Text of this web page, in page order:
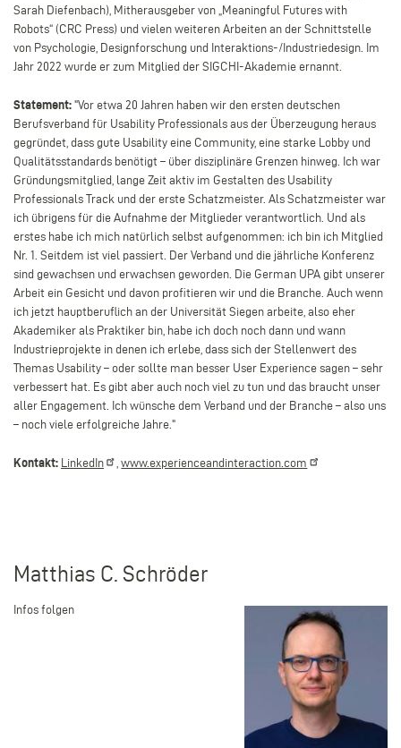
Sarah Diefenbach), Mitherausgeber von „Meaningful Futures with
Robots“ (CRC Press) und vielen weiteren Arbeiten an der Schnittstelle
von Psychologie, Designforschung und Interaktions-/Industriedesign. Im
Jahr 2022 wurde er zum Mitglied der SIGCHI-Akademie ernannt.
Statement:"Vor etwa 20 Jahren haben wir den ersten deutschen
Berufsverband für Usability Professionals aus der Überzeugung heraus
gegründet, dass gute Usability eine Community, eine starke Lobby und
Qualitätsstandards benötigt – über disziplinäre Grenzen hinweg. Ich war
Gründungsmitglied, lange Zeit aktiv im Gestalten des Usability
Professionals Track und der erste Schatzmeister. Als Schatzmeister war
ich übrigens für die Aufnahme der Mitglieder verantwortlich. Und als
erstes habe ich mich natürlich selbst aufgenommen: ich bin ich Mitglied
Nr. 1. Seitdem ist viel passiert. Der Verband und die jährliche Konferenz
sind gewachsen und erwachsen geworden. Die German UPA gibt unserer
Arbeit ein Gesicht und davon profitieren wir und die Branche. Auch wenn
ich jetzt hauptberuflich an der Universität Siegen arbeite, also eher
Akademiker als Praktiker bin, habe ich doch noch dann und wann
Industrieprojekte in denen ich erlebe, dass sich der Stellenwert des
Themas Usability – oder sollte man besser User Experience sagen – sehr
verbessert hat. Es gibt aber auch noch viel zu tun und das braucht unser
aller Engagement. Ich wünsche dem Verband und der Branche – also uns
– noch viele erfolgreiche Jahre."
Kontakt: LinkedIn ,www.experienceandinteraction.com
Matthias C. Schröder
Infos folgen